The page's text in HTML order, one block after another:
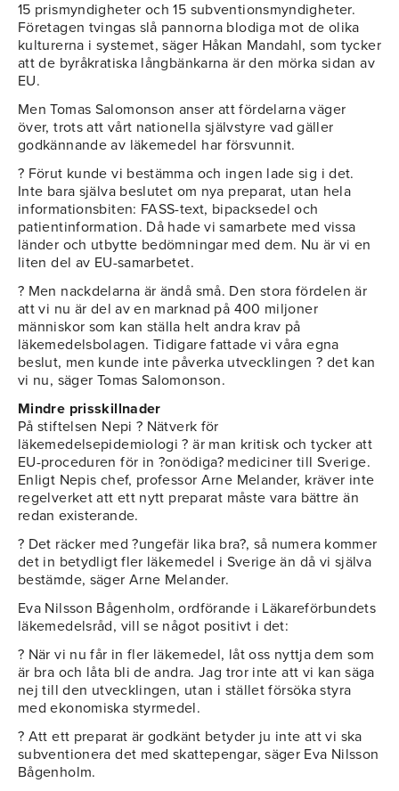
15 prismyndigheter och 15 subventionsmyndigheter.
Företagen tvingas slå pannorna blodiga mot de olika
kulturerna i systemet, säger Håkan Mandahl, som tycker
att de byråkratiska långbänkarna är den mörka sidan av
EU.
Men Tomas Salomonson anser att fördelarna väger
över, trots att vårt nationella självstyre vad gäller
godkännande av läkemedel har försvunnit.
? Förut kunde vi bestämma och ingen lade sig i det.
Inte bara själva beslutet om nya preparat, utan hela
informationsbiten: FASS-text, bipacksedel och
patientinformation. Då hade vi samarbete med vissa
länder och utbytte bedömningar med dem. Nu är vi en
liten del av EU-samarbetet.
? Men nackdelarna är ändå små. Den stora fördelen är
att vi nu är del av en marknad på 400 miljoner
människor som kan ställa helt andra krav på
läkemedelsbolagen. Tidigare fattade vi våra egna
beslut, men kunde inte påverka utvecklingen ? det kan
vi nu, säger Tomas Salomonson.
Mindre prisskillnader
På stiftelsen Nepi ? Nätverk för
läkemedelsepidemiologi ? är man kritisk och tycker att
EU-proceduren för in ?onödiga? mediciner till Sverige.
Enligt Nepis chef, professor Arne Melander, kräver inte
regelverket att ett nytt preparat måste vara bättre än
redan existerande.
? Det räcker med ?ungefär lika bra?, så numera kommer
det in betydligt fler läkemedel i Sverige än då vi själva
bestämde, säger Arne Melander.
Eva Nilsson Bågenholm, ordförande i Läkareförbundets
läkemedelsråd, vill se något positivt i det:
? När vi nu får in fler läkemedel, låt oss nyttja dem som
är bra och låta bli de andra. Jag tror inte att vi kan säga
nej till den utvecklingen, utan i stället försöka styra
med ekonomiska styrmedel.
? Att ett preparat är godkänt betyder ju inte att vi ska
subventionera det med skattepengar, säger Eva Nilsson
Bågenholm.